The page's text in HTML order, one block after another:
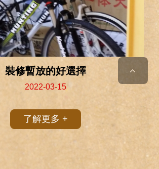
裝修暫放的好選擇
2022-03-15
了解更多 +